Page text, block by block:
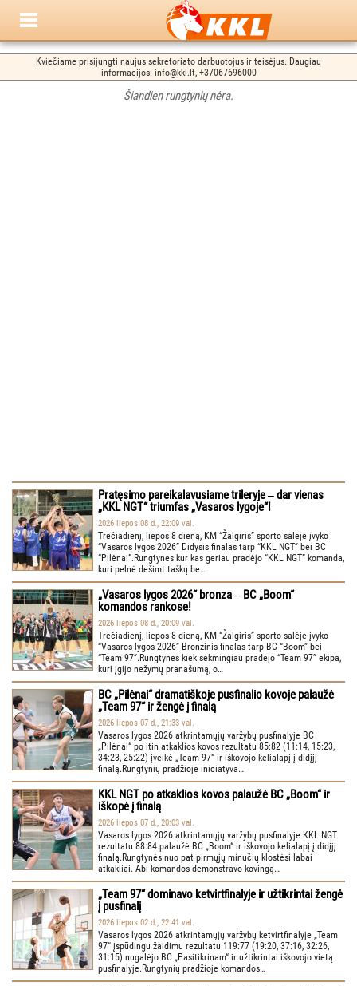
Kviečiame prisijungti naujus sekretoriato darbuotojus ir teisėjus. Daugiau
informacijos: info@kkl.lt, +37067696000
Šiandien rungtynių nėra.
Pratęsimo pareikalavusiame trileryje ‒ dar vienas
„KKL NGT“ triumfas „Vasaros lygoje“!
2026 liepos 08 d., 22:09 val.
Trečiadienį, liepos 8 dieną, KM “Žalgiris” sporto salėje įvyko
“Vasaros lygos 2026” Didysis finalas tarp “KKL NGT” bei BC
“Pilėnai”.Rungtynes kur kas geriau pradėjo “KKL NGT” komanda,
kuri pelnė dešimt taškų be…
„Vasaros lygos 2026“ bronza ‒ BC „Boom“
komandos rankose!
2026 liepos 08 d., 20:09 val.
Trečiadienį, liepos 8 dieną, KM “Žalgiris” sporto salėje įvyko
“Vasaros lygos 2026” Bronzinis finalas tarp BC “Boom” bei
“Team 97”.Rungtynes kiek sėkmingiau pradėjo “Team 97” ekipa,
kuri įgijo nežymų pranašumą, o…
BC „Pilėnai“ dramatiškoje pusfinalio kovoje palaužė
„Team 97“ ir žengė į finalą
2026 liepos 07 d., 21:33 val.
Vasaros lygos 2026 atkrintamųjų varžybų pusfinalyje BC
„Pilėnai“ po itin atkaklios kovos rezultatu 85:82 (11:14, 15:23,
34:23, 25:22) įveikė „Team 97“ ir iškovojo kelialapį į didįjį
finalą.Rungtynių pradžioje iniciatyva…
KKL NGT po atkaklios kovos palaužė BC „Boom“ ir
iškopė į finalą
2026 liepos 07 d., 20:03 val.
Vasaros lygos 2026 atkrintamųjų varžybų pusfinalyje KKL NGT
rezultatu 88:84 palaužė BC „Boom“ ir iškovojo kelialapį į didįjį
finalą.Rungtynės nuo pat pirmųjų minučių klostėsi labai
atkakliai. Abi komandos demonstravo kovingą…
„Team 97“ dominavo ketvirtfinalyje ir užtikrintai žengė
į pusfinalį
2026 liepos 02 d., 22:41 val.
Vasaros lygos 2026 atkrintamųjų varžybų ketvirtfinalyje „Team
97“ įspūdingu žaidimu rezultatu 119:77 (19:20, 37:16, 32:26,
31:15) nugalėjo BC „Pasitikrinam“ ir užtikrintai iškovojo vietą
pusfinalyje.Rungtynių pradžioje komandos…